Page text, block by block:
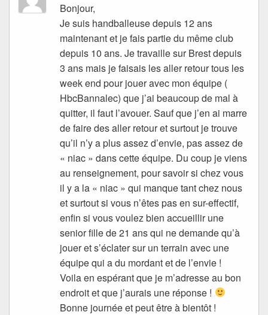
Bonjour,
Je suis handballeuse depuis 12 ans
maintenant et je fais partie du même club
depuis 10 ans. Je travaille sur Brest depuis
3 ans mais je faisais les aller retour tous les
week end pour jouer avec mon équipe (
HbcBannalec) que j’ai beaucoup de mal à
quitter, il faut l’avouer. Sauf que j’en ai marre
de faire des aller retour et surtout je trouve
qu’il n’y a plus assez d’envie, pas assez de
« niac » dans cette équipe. Du coup je viens
au renseignement, pour savoir si chez vous
il y a la « niac » qui manque tant chez nous
et surtout si vous n’êtes pas en sur-effectif,
enfin si vous voulez bien accueillir une
senior fille de 21 ans qui ne demande qu’à
jouer et s’éclater sur un terrain avec une
équipe qui a du mordant et de l’envie !
Voila en espérant que je m’adresse au bon
endroit et que j’aurais une réponse !
Bonne journée et peut être à bientôt !